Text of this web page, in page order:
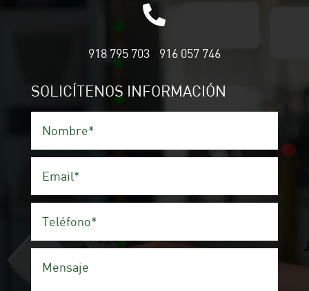

918 795 703/ 916 057 746
SOLICÍTENOS INFORMACIÓN